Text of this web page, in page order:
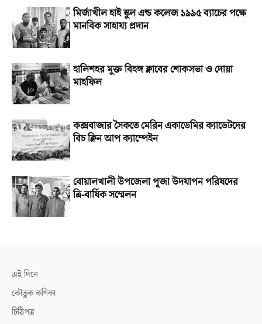
মির্জাখীল হাই স্কুল এন্ড কলেজ ১৯৯৫ ব্যাচের পক্ষে
মানবিক সাহায্য প্রদান
হালিশহর মুক্ত বিহঙ্গ ক্লাবের শোকসভা ও দোয়া
মাহফিল
কক্সবাজার সৈকতে মেরিন একাডেমির ক্যাডেটদের
বিচ ক্লিন আপ ক্যাম্পেইন
বোয়ালখালী উপজেলা পূজা উদযাপন পরিষদের
ত্রি-বার্ষিক সম্মেলন
এই দিনে
কৌতুক কণিকা
চিঠিপত্র